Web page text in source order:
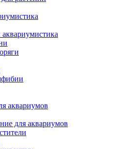
аквариумов
для аквариумов